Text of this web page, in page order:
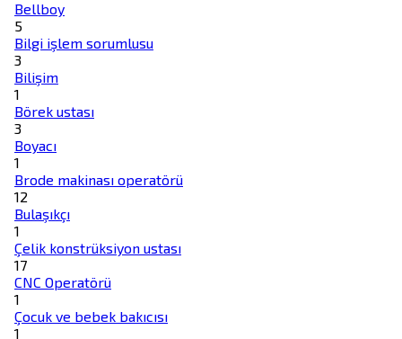
Bellboy
5
Bilgi işlem sorumlusu
3
Bilişim
1
Börek ustası
3
Boyacı
1
Brode makinası operatörü
12
Bulaşıkçı
1
Çelik konstrüksiyon ustası
17
CNC Operatörü
1
Çocuk ve bebek bakıcısı
1